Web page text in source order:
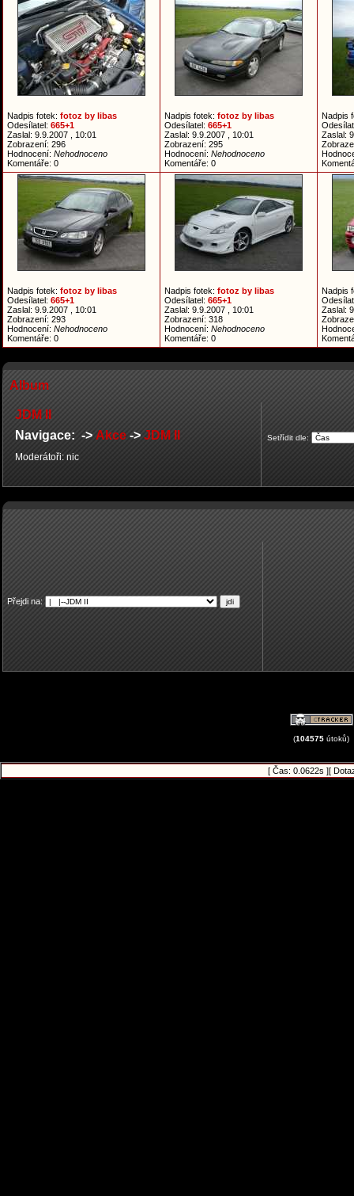
Nadpis fotek: fotoz by libas
Odesílatel: 665+1
Zaslal: 9.9.2007 , 10:01
Zobrazení: 296
Hodnocení: Nehodnoceno
Komentáře: 0
Nadpis fotek: fotoz by libas
Odesílatel: 665+1
Zaslal: 9.9.2007 , 10:01
Zobrazení: 295
Hodnocení: Nehodnoceno
Komentáře: 0
Nadpis
Zaslal:
Nadpis fotek: fotoz by libas
Odesílatel: 665+1
Zaslal: 9.9.2007 , 10:01
Zobrazení: 293
Hodnocení: Nehodnoceno
Komentáře: 0
Nadpis fotek: fotoz by libas
Odesílatel: 665+1
Zaslal: 9.9.2007 , 10:01
Zobrazení: 318
Hodnocení: Nehodnoceno
Komentáře: 0
Nadpis
Zaslal:
Album
JDM II
Navigace: -> Akce -> JDM II
Moderátoři: nic
Setřídit dle:
Přejdi na:
(104575 útoků)
[ Čas: 0.0622s ][